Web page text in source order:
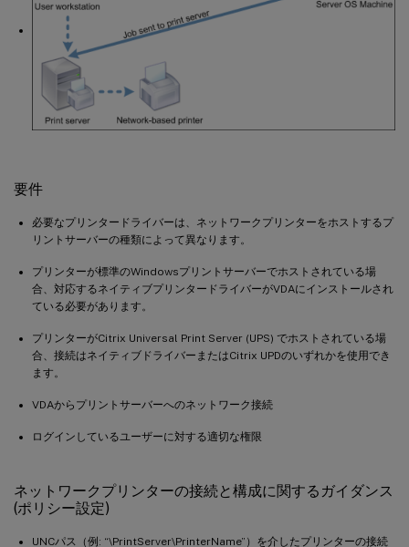
要件
必要なプリンタードライバーは、ネットワークプリンターをホストするプ
リントサーバーの種類によって異なります。
プリンターが標準のWindowsプリントサーバーでホストされている場
合、対応するネイティブプリンタードライバーがVDAにインストールされ
ている必要があります。
プリンターがCitrix Universal Print Server (UPS) でホストされている場
合、接続はネイティブドライバーまたはCitrix UPDのいずれかを使用でき
ます。
VDAからプリントサーバーへのネットワーク接続
ログインしているユーザーに対する適切な権限
ネットワークプリンターの接続と構成に関するガイダンス
(ポリシー設定)
UNCパス（例: “\PrintServer\PrinterName”）を介したプリンターの接続